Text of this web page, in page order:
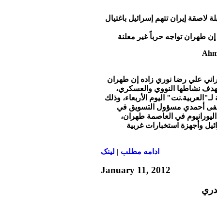
لاصقة إيران تتهم إسرائيل باغتيال
طهران تواجه حرباً غير معلنة
علي رضا نوري زاده إن طهران
نشاطها النووي والعسكري،
اليوم الأربعاء، وذلك
أحمدي مسؤول التسويق في
في العاصمة طهران،
وأجهزة استخبارات غربية
ادامه مطلب | لينک
January 11, 2012